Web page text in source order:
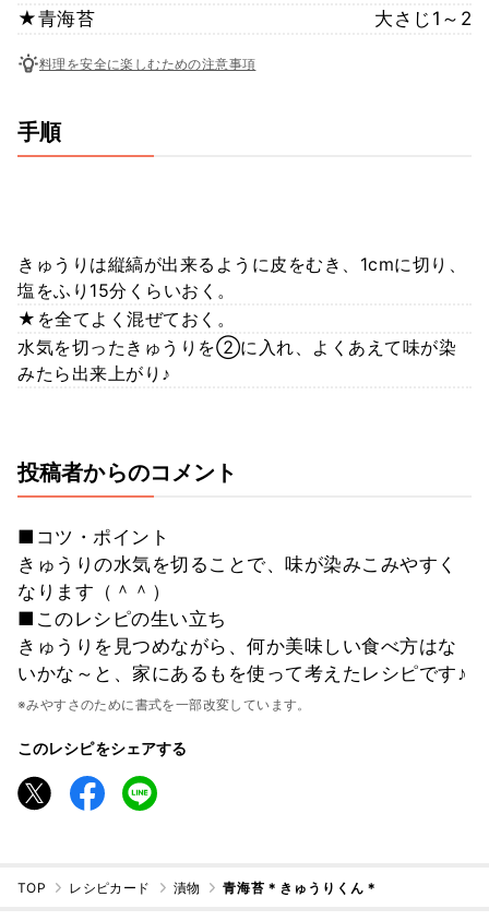
★青海苔
大さじ1～2
料理を安全に楽しむための注意事項
手順
きゅうりは縦縞が出来るように皮をむき、1cmに切り、
塩をふり15分くらいおく。
★を全てよく混ぜておく。
水気を切ったきゅうりを②に入れ、よくあえて味が染
みたら出来上がり♪
投稿者からのコメント
■コツ・ポイント
きゅうりの水気を切ることで、味が染みこみやすく
なります（＾＾）
■このレシピの生い立ち
きゅうりを見つめながら、何か美味しい食べ方はな
いかな～と、家にあるもを使って考えたレシピです♪
※みやすさのために書式を一部改変しています。
このレシピをシェアする
TOP レシピカード 漬物 青海苔＊きゅうりくん＊